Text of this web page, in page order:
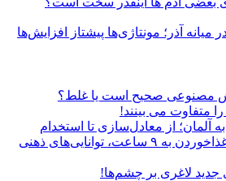
آذر؛ مونتاژی‌ها پیشتاز افزایش‌ها
مصنوعی صحیح است یا غلط؟
متفاوت می بینند!
آلمان؛ از معادل‌سازی تا استخدام
محدودکردن زمان غذاخوردن به ۹ ساعت، توانایی‌های ذهنی
جدید لاغری بر چشم‌ها!